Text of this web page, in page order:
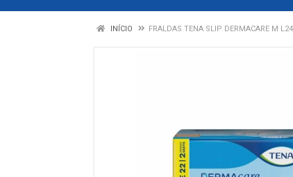
INÍCIO FRALDAS TENA SLIP DERMACARE M